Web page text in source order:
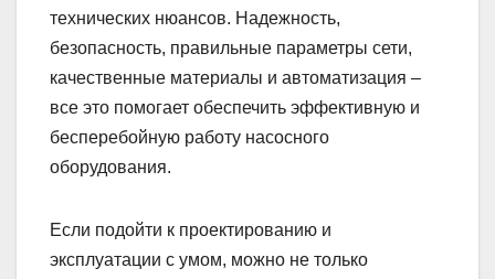
технических нюансов. Надежность,
безопасность, правильные параметры сети,
качественные материалы и автоматизация –
все это помогает обеспечить эффективную и
бесперебойную работу насосного
оборудования.
Если подойти к проектированию и
эксплуатации с умом, можно не только